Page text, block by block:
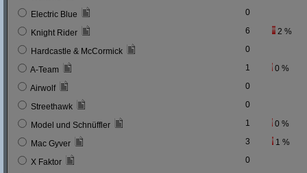
Electric Blue 0
Knight Rider 6 2 %
Hardcastle & McCormick 0
A-Team 1 0 %
Airwolf 0
Streethawk 0
Model und Schnüffler 1 0 %
Mac Gyver 3 1 %
X Faktor 0